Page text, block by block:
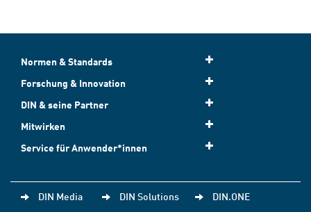
Normen & Standards
Forschung & Innovation
DIN & seine Partner
Mitwirken
Service für Anwender*innen
DIN Media DIN Solutions DIN.ONE